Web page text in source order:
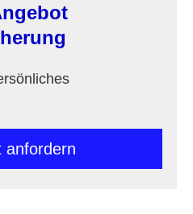
an­for­dern